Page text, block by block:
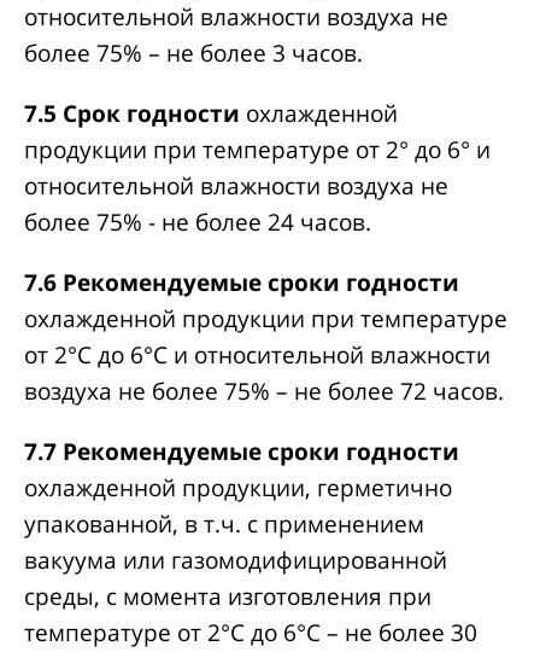
относительной влажности воздуха не
более 75% – не более 3 часов.
7.5 Срок годности охлажденной
продукции при температуре от 2° до 6° и
относительной влажности воздуха не
более 75% - не более 24 часов.
7.6 Рекомендуемые сроки годности
охлажденной продукции при температуре
от 2°С до 6°С и относительной влажности
воздуха не более 75% – не более 72 часов.
7.7 Рекомендуемые сроки годности
охлажденной продукции, герметично
упакованной, в т.ч. с применением
вакуума или газомодифицированной
среды, с момента изготовления при
температуре от 2°С до 6°С – не более 30